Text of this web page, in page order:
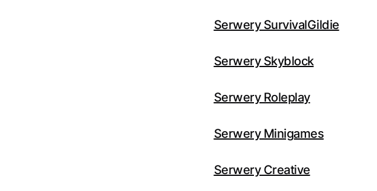
Serwery SurvivalGildie
Serwery Skyblock
Serwery Roleplay
Serwery Minigames
Serwery Creative